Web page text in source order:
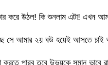
করে উঠল! কি শুনলাম এটা!
সে আমার ২য় বউ হয়েই আসতে চাই
পারব তবে উভয়কে সমান ভাবে